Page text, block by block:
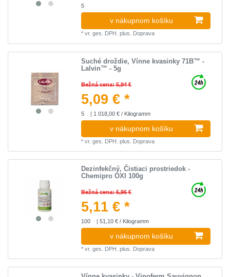
5
v nákupnom košíku
*vr. ges. DPH. plus. Doprava
Suché droždie, Vínne kvasinky 71B™ -
Lalvin™ - 5g
Bežná cena: 5,94 €
5,09 € *
5 | 1 018,00 € / Kilogramm
v nákupnom košíku
*vr. ges. DPH. plus. Doprava
Dezinfekčný, Čistiaci prostriedok -
Chemipro OXI 100g
Bežná cena: 5,96 €
5,11 € *
100 | 51,10 € / Kilogramm
v nákupnom košíku
*vr. ges. DPH. plus. Doprava